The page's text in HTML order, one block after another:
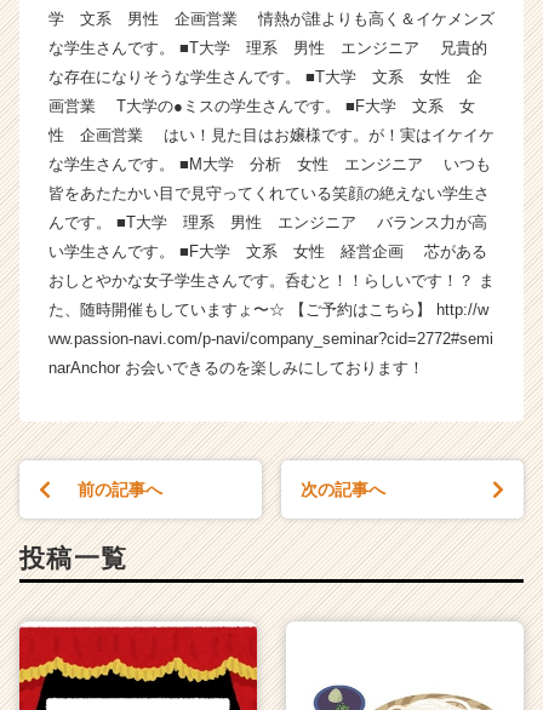
ベ
ン
チ
ャ
ー・
成
長
企
業
か
ら
ス
カ
ウ
ト
届
サ
ア
ャ
リ
学 文系 男性 企画営業 情熱が誰よりも高く＆イケメンズ
な学生さんです。 ■T大学 理系 男性 エンジニア 兄貴的
な存在になりそうな学生さんです。 ■T大学 文系 女性 企
画営業 T大学の●ミスの学生さんです。 ■F大学 文系 女
性 企画営業 はい！見た目はお嬢様です。が！実はイケイケ
な学生さんです。 ■M大学 分析 女性 エンジニア いつも
皆をあたたかい目で見守ってくれている笑顔の絶えない学生さ
んです。 ■T大学 理系 男性 エンジニア バランス力が高
い学生さんです。 ■F大学 文系 女性 経営企画 芯がある
おしとやかな女子学生さんです。呑むと！！らしいです！？ ま
た、随時開催もしていますょ〜☆ 【ご予約はこちら】 http://w
ww.passion-navi.com/p-navi/company_seminar?cid=2772#semi
narAnchor お会いできるのを楽しみにしております！
前の記事へ 次の記事へ
投稿一覧